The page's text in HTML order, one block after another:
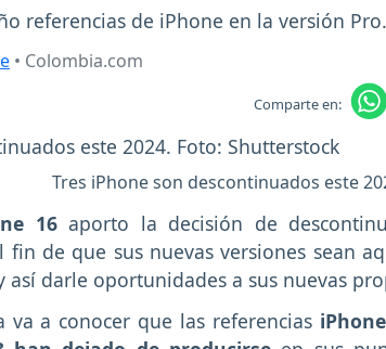
referencias de iPhone en la versión Pro.
• Colombia.com
Comparte en:
Tres iPhone son descontinuados este
16aporto la decisión de
de que sus nuevas versiones sean
así darle oportunidades a sus nuevas
va a conocer que las referencias